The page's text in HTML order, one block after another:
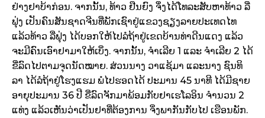
ຢ່າງ​ຢາ​ບ້າ​ກ່ອນ. ຈາກນັ້ນ, ທ້າວ ຢືນ​ຍົງ ຈຶ່ງ​ໄດ້​ໂທລະ­ສັບ​ຫາທ້າວ ລີ່​
ຟຸ່ງ ເປັນ​ຄົນ​ສັນ­ຊາດ​ຈີນ​ທີ່​ພັກເຊົາ​ຢູ່​ແຂວງ​ຊຽງ​ລາຍປະ­ເທດ​ໄທ
ແລ້ວທ້າວ ລີ່​ຟຸ່ງ ໄດ້​ບອກ​ໃຫ້​ໄປ​ລໍ­ຖ້າ​ຢູ່​ເຂດບ້ານ​ທ່າ​ດີນ​ແດງ ແລ້ວ​
ຈະ​ມີ​ຄົນ​ເອົາ​ຢາມາ​ໃຫ້​ເບິ່ງ. ຈາກ​ນັ້ນ, ຈຳ­ເລີຍ 1 ແລະ ຈຳ­ເລີຍ 2 ໄດ້​
ຂີ່​ລົດ​ໄປ​ຕາມ​ຈຸດ​ນັດ​ໝາຍ. ສ່ວນ​ນາງ ວາ​ແຊ້​ມາ ແລະ​ນາງ ຊົນ​ທິ
ລາ ໄດ້​ລໍ­ຖ້າ​ຢູ່​ໂຮງ­ແຮມ ພໍ​ໄປ​ຮອດ​ໄດ້ ປະ­ມານ 45 ນາ­ທີ ໄດ້​ມີ​ຊາຍ​
ອາ­ຍຸ​ປະມານ 36 ປີ ຂີ່​ລົດ­ຈັກ​ມາ​ພ້ອມ​ກັບ​ຢາ​ເຮໂລ​ອິນ ຈຳ­ນວນ 2
ແທ່ງ ແລ້ວ​ເຫັນ​ວ່າເປັນ​ຢາ​ທີ່​ຕ້ອງ­ການ ຈິ່ງ​ພາ­ກັນ​ກັບ​ໄປ ເຮືອນ​ພັກ.